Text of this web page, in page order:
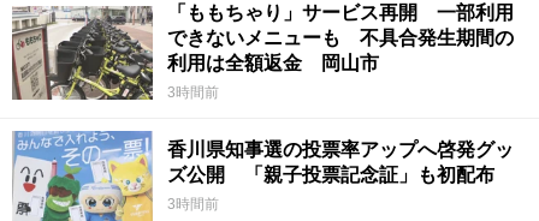
「ももちゃり」サービス再開 一部利用
できないメニューも 不具合発生期間の
利用は全額返金 岡山市
3時間前
香川県知事選の投票率アップへ啓発グッ
ズ公開 「親子投票記念証」も初配布
3時間前